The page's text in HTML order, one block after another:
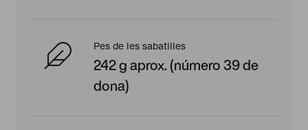
Pes de les sabatilles
242 g aprox. (número 39 de
dona)